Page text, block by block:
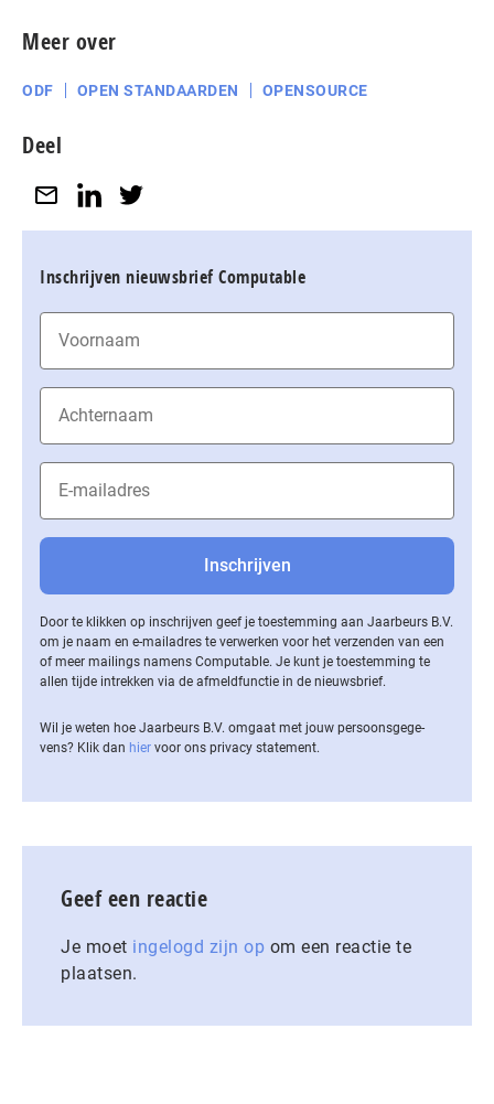
Meer over
ODF OPEN STANDAARDEN OPENSOURCE
Deel
Inschrijven nieuwsbrief Computable
Door te klikken op inschrijven geef je toestemming aan Jaarbeurs B.V.
om je naam en e-mailadres te verwerken voor het verzenden van een
of meer mailings namens Computable. Je kunt je toestemming te
allen tijde intrekken via de af­meld­func­tie in de nieuwsbrief.
Wil je weten hoe Jaarbeurs B.V. omgaat met jouw per­soons­ge­ge­
vens? Klik dan hier voor ons privacy statement.
Geef een reactie
Je moet ingelogd zijn op om een reactie te
plaatsen.